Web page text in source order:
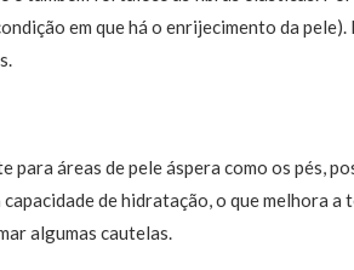
em que há o enrijecimento da
áreas de pele áspera como os pés,
de hidratação, o que melhora a
algumas cautelas.